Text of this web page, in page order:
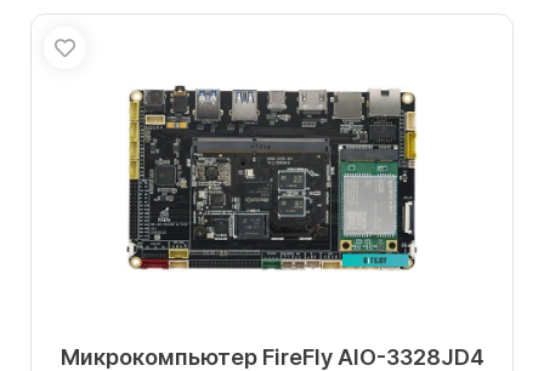
Микрокомпьютер FireFly AIO-3328JD4